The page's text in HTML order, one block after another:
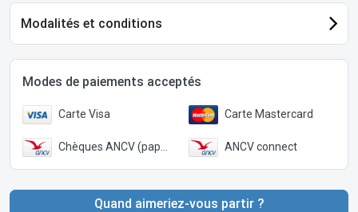
Modalités et conditions
Modes de paiements acceptés
Carte Visa Carte Mastercard
Chèques ANCV (papier) ANCV connect
Quand aimeriez-vous partir ?